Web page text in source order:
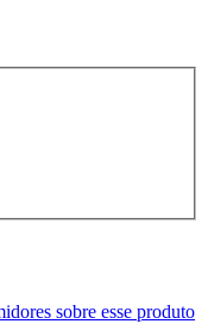
sobre esse produto